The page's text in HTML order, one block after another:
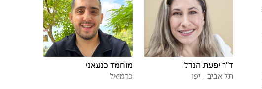
ד"ר יפעת הנדל
תל אביב - יפו
מוחמד כנעאני
כרמיאל